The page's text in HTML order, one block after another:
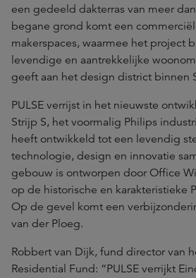
een gedeeld dakterras van meer
begane grond komt een
makerspaces, waarmee het project
levendige en aantrekkelijke
geeft aan het design district binnen
PULSE verrijst in het nieuwste
Strijp S, het voormalig Philips
heeft ontwikkeld tot een levendig
technologie, design en innovatie
gebouw is ontworpen door Office
op de historische en karakteristieke
Op de gevel komt een
van der Ploeg.
Robbert van Dijk, fund director van
Residential Fund: “PULSE verrijkt